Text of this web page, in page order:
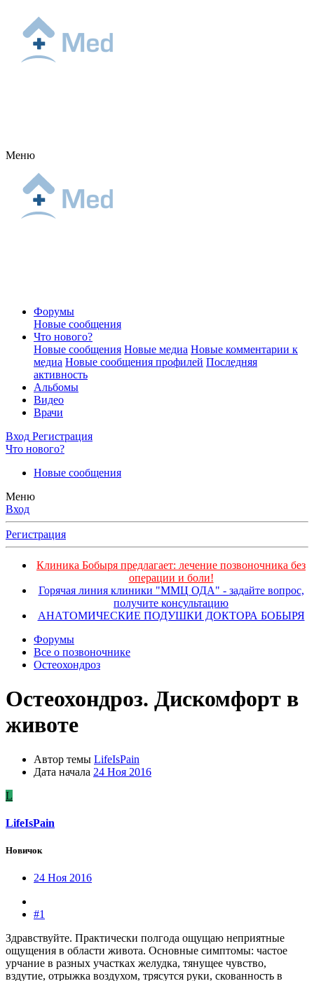
Меню
Форумы
Новые сообщения
Что нового?
Новые сообщения Новые медиа Новые комментарии к
медиа Новые сообщения профилей Последняя
активность
Альбомы
Видео
Врачи
Вход Регистрация
Что нового?
Новые сообщения
Меню
Вход
Регистрация
Клиника Бобыря предлагает: лечение позвоночника без
операции и боли!
Горячая линия клиники "ММЦ ОДА" - задайте вопрос,
получите консультацию
АНАТОМИЧЕСКИЕ ПОДУШКИ ДОКТОРА БОБЫРЯ
Форумы
Все о позвоночнике
Остеохондроз
Остеохондроз. Дискомфорт в
животе
Автор темы LifeIsPain
Дата начала 24 Ноя 2016
L
LifeIsPain
Новичок
24 Ноя 2016
#1
Здравствуйте. Практически полгода ощущаю неприятные
ощущения в области живота. Основные симптомы: частое
урчание в разных участках желудка, тянущее чувство,
вздутие, отрыжка воздухом, трясутся руки, скованность в